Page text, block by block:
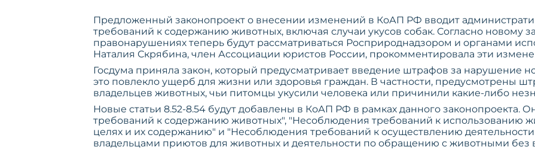
Предложенный законопроект о внесении изменений в КоАП РФ вводит
требований к содержанию животных, включая случаи укусов собак. Согласно новому
правонарушениях теперь будут рассматриваться Росприроднадзором и органами
Наталия Скрябина, член Ассоциации юристов России, прокомментировала эти
Госдума приняла закон, который предусматривает введение штрафов за нарушение
это повлекло ущерб для жизни или здоровья граждан. В частности, предусмотрены
владельцев животных, чьи питомцы укусили человека или причинили какие-либо
Новые статьи 8.52-8.54 будут добавлены в КоАП РФ в рамках данного законопроекта.
требований к содержанию животных", "Несоблюдения требований к использованию
целях и их содержанию" и "Несоблюдения требований к осуществлению
владельцами приютов для животных и деятельности по обращению с животными без